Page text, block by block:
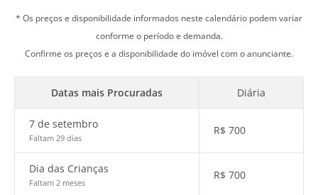
* Os preços e disponibilidade informados neste calendário podem variar
conforme o período e demanda.
Confirme os preços e a disponibilidade do imóvel com o anunciante.
Datas mais Procuradas Diária
7 de setembro
Faltam 29 dias
R$ 700
Dia das Crianças
Faltam 2 meses
R$ 700